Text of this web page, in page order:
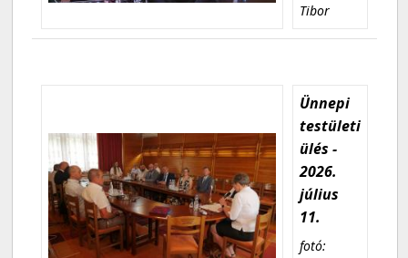
Tibor
Ünnepi
testületi
ülés -
2026.
július
11.
fotó: